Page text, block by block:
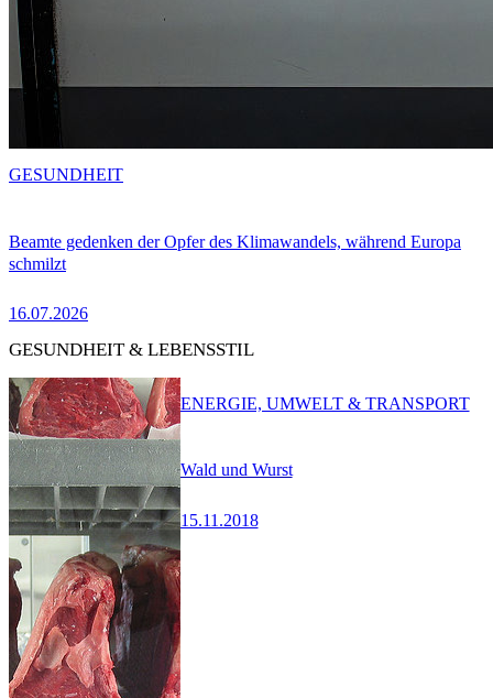
Beamte gedenken der Opfer des Klimawandels, während Europa
schmilzt
16.07.2026
GESUNDHEIT
GESUNDHEIT & LEBENSSTIL
Wald und Wurst
15.11.2018
ENERGIE, UMWELT & TRANSPORT